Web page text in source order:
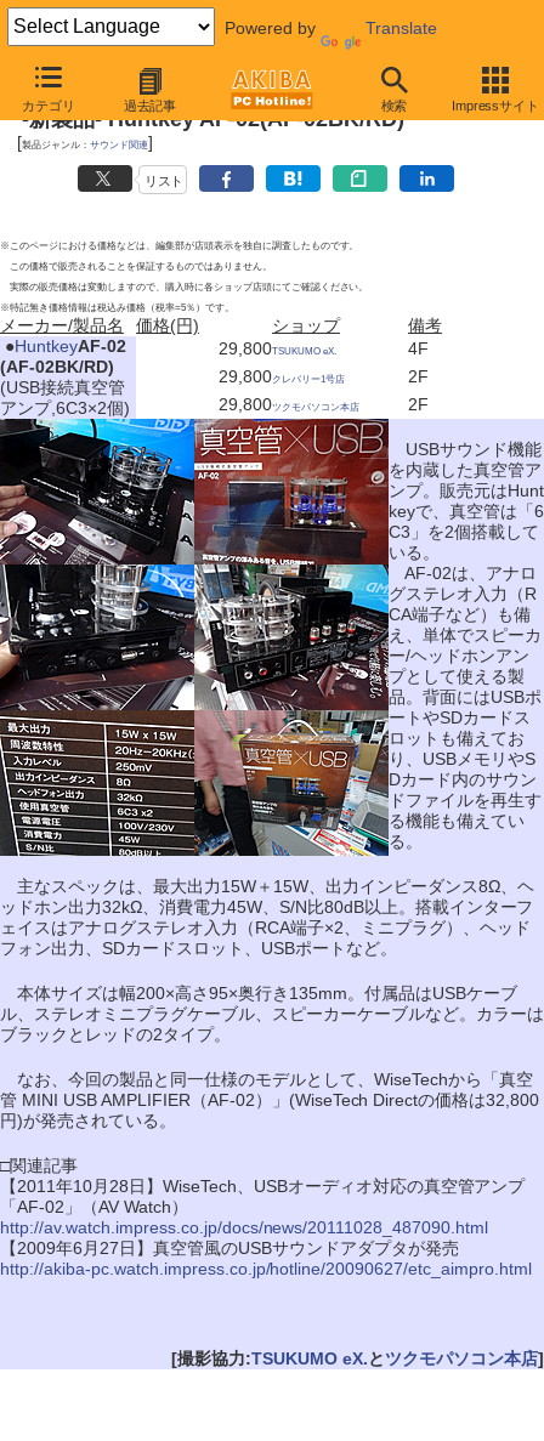
Powered by Translate
カテゴリ 過去記事 検索 Impressサイト
2012年1月21日
-新製品- Huntkey AF-02(AF-02BK/RD)
[製品ジャンル： サウンド関連]
リスト
※このページにおける価格などは、編集部が店頭表示を独自に調査したものです。
この価格で販売されることを保証するものではありません。
実際の販売価格は変動しますので、購入時に各ショップ店頭にてご確認ください。
※特記無き価格情報は税込み価格（税率=5％）です。
メーカー/製品名 価格(円) ショップ
備考
●HuntkeyAF-02
(AF-02BK/RD)
(USB接続真空管
アンプ,6C3×2個)
29,800TSUKUMO eX.
4F
29,800クレバリー1号店
2F
29,800ツクモパソコン本店 2F
USBサウンド機能
を内蔵した真空管ア
ンプ。販売元はHunt
keyで、真空管は「6
C3」を2個搭載して
いる。
AF-02は、アナロ
グステレオ入力（R
CA端子など）も備
え、単体でスピーカ
ー/ヘッドホンアン
プとして使える製
品。背面にはUSBポ
ートやSDカードス
ロットも備えてお
り、USBメモリやS
Dカード内のサウン
ドファイルを再生す
る機能も備えてい
る。
主なスペックは、最大出力15W＋15W、出力インピーダンス8Ω、ヘ
ッドホン出力32kΩ、消費電力45W、S/N比80dB以上。搭載インターフ
ェイスはアナログステレオ入力（RCA端子×2、ミニプラグ）、ヘッド
フォン出力、SDカードスロット、USBポートなど。
本体サイズは幅200×高さ95×奥行き135mm。付属品はUSBケーブ
ル、ステレオミニプラグケーブル、スピーカーケーブルなど。カラーは
ブラックとレッドの2タイプ。
なお、今回の製品と同一仕様のモデルとして、WiseTechから「真空
管 MINI USB AMPLIFIER（AF-02）」(WiseTech Directの価格は32,800
円)が発売されている。
□関連記事
【2011年10月28日】WiseTech、USBオーディオ対応の真空管アンプ
「AF-02」（AV Watch）
http://av.watch.impress.co.jp/docs/news/20111028_487090.html
【2009年6月27日】真空管風のUSBサウンドアダプタが発売
http://akiba-pc.watch.impress.co.jp/hotline/20090627/etc_aimpro.html
[撮影協力:TSUKUMO eX.とツクモパソコン本店]